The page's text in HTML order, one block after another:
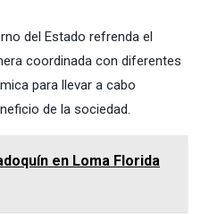
del Estado refrenda el
coordinada con diferentes
para llevar a cabo
de la sociedad.
en Loma Florida